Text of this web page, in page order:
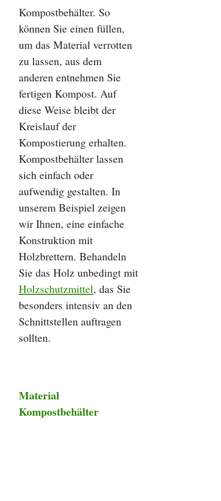
Kompostbehälter. So
können Sie einen füllen,
um das Material verrotten
zu lassen, aus dem
anderen entnehmen Sie
fertigen Kompost. Auf
diese Weise bleibt der
Kreislauf der
Kompostierung erhalten.
Kompostbehälter lassen
sich einfach oder
aufwendig gestalten. In
unserem Beispiel zeigen
wir Ihnen, eine einfache
Konstruktion mit
Holzbrettern. Behandeln
Sie das Holz unbedingt mit
Holzschutzmittel, das Sie
besonders intensiv an den
Schnittstellen auftragen
sollten.
Material
Kompostbehälter